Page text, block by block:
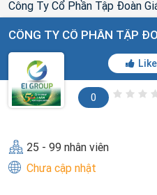
Công Ty Cổ Phần Tập Đoàn
Like
0
25 - 99 nhân viên
Chưa cập nhật